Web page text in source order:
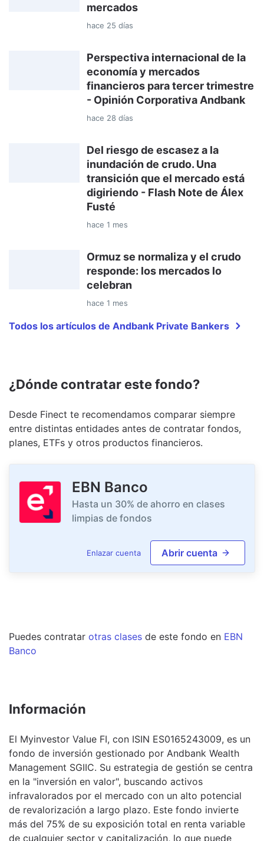
mercados
hace 25 días
Perspectiva internacional de la
economía y mercados
financieros para tercer trimestre
- Opinión Corporativa Andbank
hace 28 días
Del riesgo de escasez a la
inundación de crudo. Una
transición que el mercado está
digiriendo - Flash Note de Álex
Fusté
hace 1 mes
Ormuz se normaliza y el crudo
responde: los mercados lo
celebran
hace 1 mes
Todos los artículos de Andbank Private Bankers
¿Dónde contratar este fondo?
Desde Finect te recomendamos comparar siempre
entre distintas entidades antes de contratar fondos,
planes, ETFs y otros productos financieros.
EBN Banco
Hasta un 30% de ahorro en clases
limpias de fondos
Enlazar cuenta Abrir cuenta
Puedes contratar otras clases de este fondo en EBN
Banco
Información
El Myinvestor Value FI, con ISIN ES0165243009, es un
fondo de inversión gestionado por Andbank Wealth
Management SGIIC. Su estrategia de gestión se centra
en la "inversión en valor", buscando activos
infravalorados por el mercado con un alto potencial
de revalorización a largo plazo. Este fondo invierte
más del 75% de su exposición total en renta variable
de cualquier sector y capitalización, lo que puede